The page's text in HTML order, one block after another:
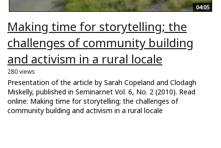
04:05
Making time for storytelling; the
challenges of community building
and activism in a rural locale
280 views
Presentation of the article by Sarah Copeland and Clodagh
Miskelly, published in Seminar.net Vol. 6, No. 2 (2010). Read
online: Making time for storytelling; the challenges of
community building and activism in a rural locale